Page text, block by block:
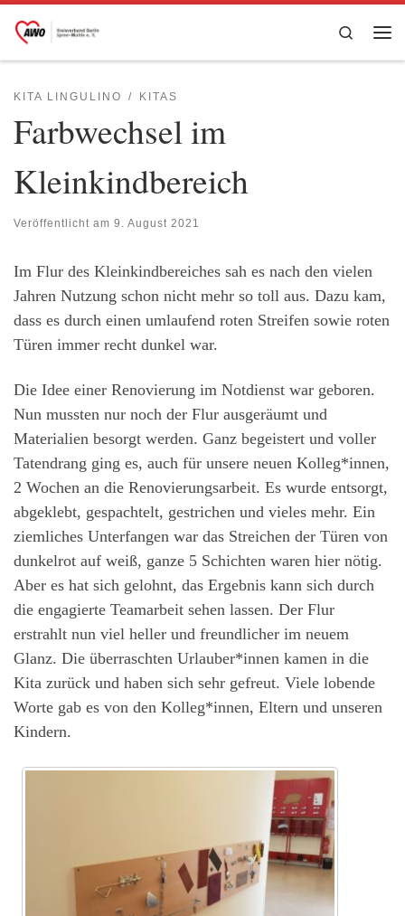
Zum Inhalt springen
Search
KITA LINGULINO KITAS
Farbwechsel im
Kleinkindbereich
Veröffentlicht am 9. August 2021
Im Flur des Kleinkindbereiches sah es nach den vielen
Jahren Nutzung schon nicht mehr so toll aus. Dazu kam,
dass es durch einen umlaufend roten Streifen sowie roten
Türen immer recht dunkel war.
Die Idee einer Renovierung im Notdienst war geboren.
Nun mussten nur noch der Flur ausgeräumt und
Materialien besorgt werden. Ganz begeistert und voller
Tatendrang ging es, auch für unsere neuen Kolleg*innen,
2 Wochen an die Renovierungsarbeit. Es wurde entsorgt,
abgeklebt, gespachtelt, gestrichen und vieles mehr. Ein
ziemliches Unterfangen war das Streichen der Türen von
dunkelrot auf weiß, ganze 5 Schichten waren hier nötig.
Aber es hat sich gelohnt, das Ergebnis kann sich durch
die engagierte Teamarbeit sehen lassen. Der Flur
erstrahlt nun viel heller und freundlicher im neuem
Glanz. Die überraschten Urlauber*innen kamen in die
Kita zurück und haben sich sehr gefreut. Viele lobende
Worte gab es von den Kolleg*innen, Eltern und unseren
Kindern.